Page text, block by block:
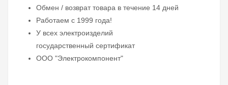
Обмен / возврат товара в течение 14 дней
Работаем с 1999 года!
У всех электроизделий
государственный сертификат
ООО "Электрокомпонент"